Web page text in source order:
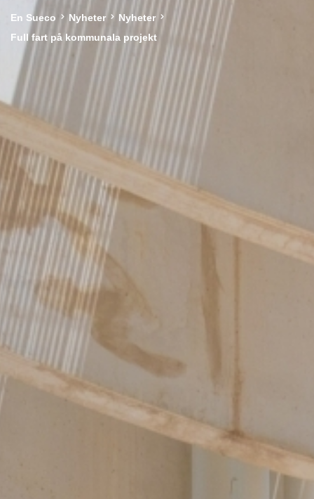
En Sueco Nyheter
Nyheter
Full fart på kommunala projekt